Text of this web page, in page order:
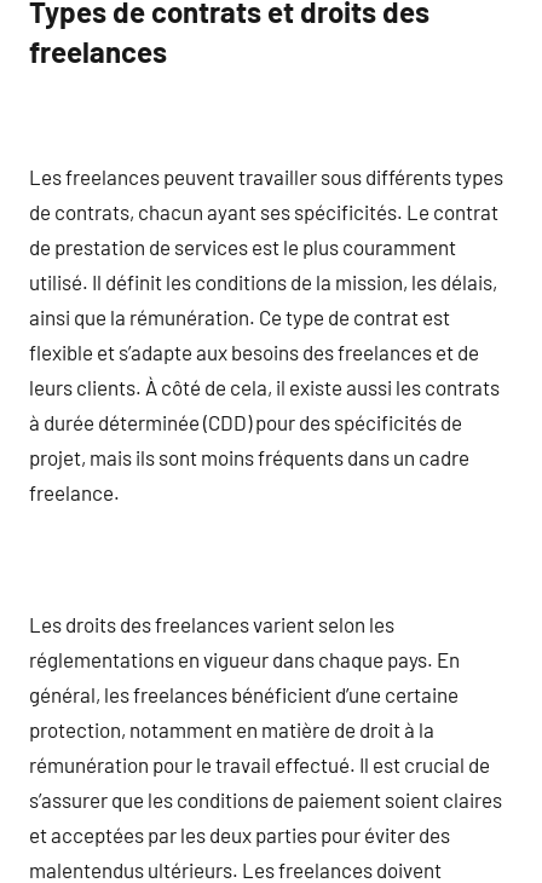
Types de contrats et droits des
freelances
Les freelances peuvent travailler sous différents types
de contrats, chacun ayant ses spécificités. Le contrat
de prestation de services est le plus couramment
utilisé. Il définit les conditions de la mission, les délais,
ainsi que la rémunération. Ce type de contrat est
flexible et s’adapte aux besoins des freelances et de
leurs clients. À côté de cela, il existe aussi les contrats
à durée déterminée (CDD) pour des spécificités de
projet, mais ils sont moins fréquents dans un cadre
freelance.
Les droits des freelances varient selon les
réglementations en vigueur dans chaque pays. En
général, les freelances bénéficient d’une certaine
protection, notamment en matière de droit à la
rémunération pour le travail effectué. Il est crucial de
s’assurer que les conditions de paiement soient claires
et acceptées par les deux parties pour éviter des
malentendus ultérieurs. Les freelances doivent